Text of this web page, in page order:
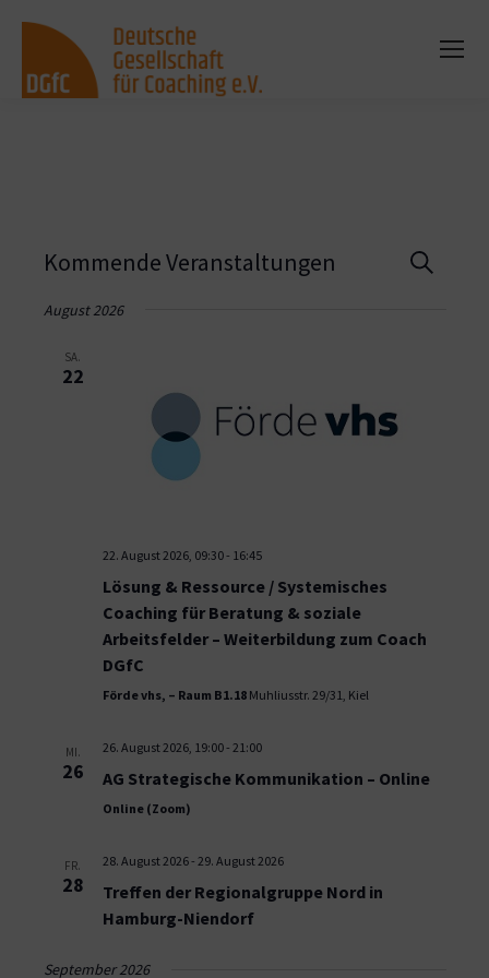
Suche
Kommende Veranstaltungen
August 2026
SA.
22
22. August 2026, 09:30- 16:45
Lösung & Ressource / Systemisches
Coaching für Beratung & soziale
Arbeitsfelder – Weiterbildung zum Coach
DGfC
Förde vhs, – Raum B1.18 Muhliusstr. 29/31, Kiel
MI.
26
26. August 2026, 19:00- 21:00
AG Strategische Kommunikation – Online
Online (Zoom)
FR.
28
28. August 2026- 29. August 2026
Treffen der Regionalgruppe Nord in
Hamburg-Niendorf
September 2026